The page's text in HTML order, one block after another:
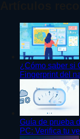
¿Cómo saber si
Fingerprint del
Guía de prueba
PC: Verifica tu